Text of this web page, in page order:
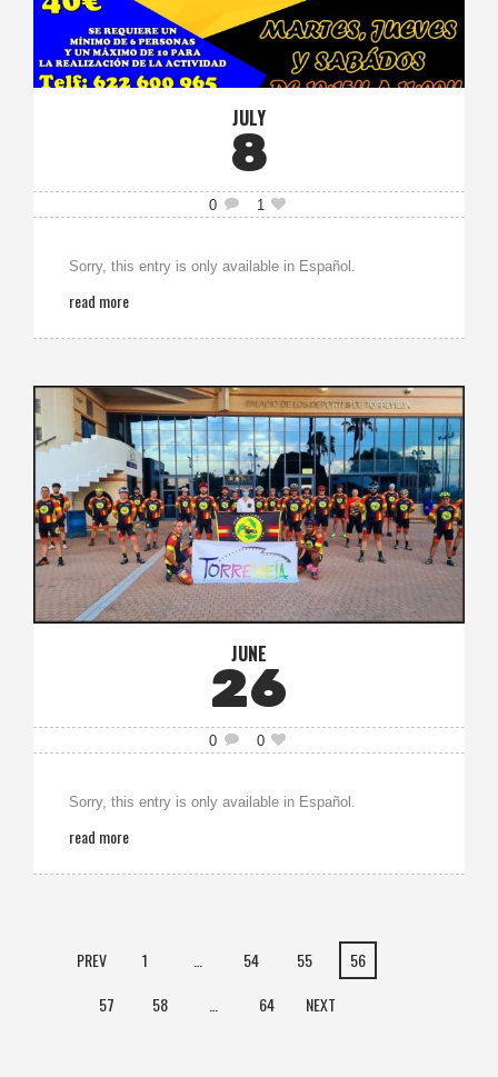
JULY
8
0 1
Sorry, this entry is only available in Español.
read more
JUNE
26
0 0
Sorry, this entry is only available in Español.
read more
PREV 1 54 55
56
57
58 64 NEXT